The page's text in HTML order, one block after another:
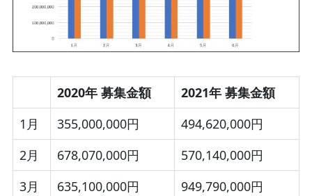
2020年 募集金額
2021年 募集金額
1月
355,000,000円
494,620,000円
2月
678,070,000円
570,140,000円
3月
635,100,000円
949,790,000円